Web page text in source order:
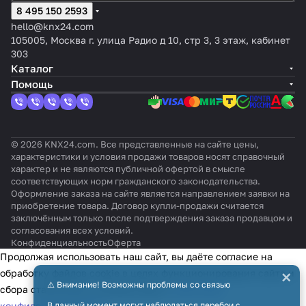
8 495 150 2593
hello@knx24.com
105005, Москва г. улица Радио д 10, стр 3, 3 этаж, кабинет
303
Каталог
Помощь
© 2026 KNX24.com. Все представленные на сайте цены,
характеристики и условия продажи товаров носят справочный
характер и не являются публичной офертой в смысле
соответствующих норм гражданского законодательства.
Оформление заказа на сайте является направлением заявки на
приобретение товара. Договор купли-продажи считается
заключённым только после подтверждения заказа продавцом и
согласования всех условий.
КонфиденциальностьОферта
⚠️ Внимание! Возможны проблемы со связью
×
Продолжая использовать наш сайт, вы даёте согласие на
обработку файлов cookie в целях функционирования сайта и
сбора статистики в соответствии сполитикой